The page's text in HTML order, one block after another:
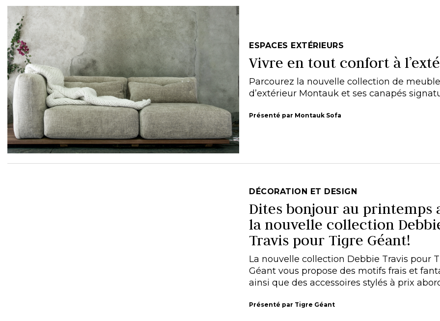
ESPACES EXTÉRIEURS
Vivre en tout confort à
Parcourez la nouvelle collection de
d’extérieur Montauk et ses canapés
Présenté par Montauk Sofa
DÉCORATION ET DESIGN
Dites bonjour au printemps
la nouvelle collection
Travis pour Tigre Géant!
La nouvelle collection Debbie Travis pour
Géant vous propose des motifs frais et
ainsi que des accessoires stylés à prix
Présenté par Tigre Géant